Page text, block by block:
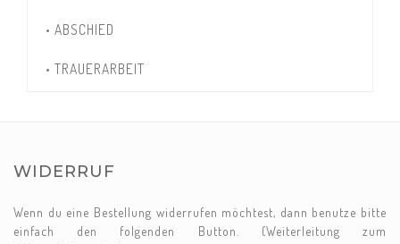
• ABSCHIED
• TRAUERARBEIT
WIDERRUF
Wenn du eine Bestellung widerrufen möchtest, dann benutze bitte
einfach den folgenden Button. (Weiterleitung zum